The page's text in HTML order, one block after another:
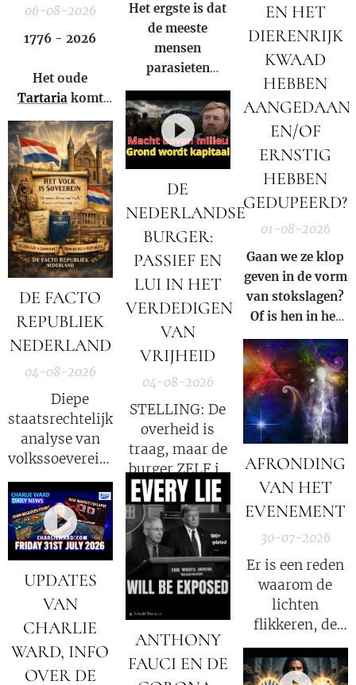
06-08-2026
1776 - 2026
Het oude
Tartariakomt
weer tot leven!
Het ergste is dat
de meeste
mensen
parasieten
hebben – en het
niet eens weten.
DE FACTO
REPUBLIEK
NEDERLAND
04-08-2026
⚖️ Diepe
staatsrechtelijke
analyse van
volkssoevereiniteit
in Nederland
DE
NEDERLANDSE
BURGER:
PASSIEF EN
LUI IN HET
VERDEDIGEN
VAN
VRIJHEID
04-08-2026
STELLING: De
overheid is
traag, maar de
burger ZELF is
de oorzaak!
EN HET
DIERENRIJK
KWAAD
HEBBEN
AANGEDAAN
EN/OF
ERNSTIG
HEBBEN
GEDUPEERD?
01-08-2026
Gaan we ze klop
geven in de vorm
van stokslagen?
Of is hen in het
Licht zetten van
de Waarheid een
veel grotere
straf?
UPDATES
VAN
CHARLIE
WARD, INFO
OVER DE
ANTHONY
FAUCI EN DE
AFRONDING
VAN HET
EVENEMENT
30-07-2026
Er is een reden
waarom de
lichten
flikkeren, de
satellieten
verschuiven en